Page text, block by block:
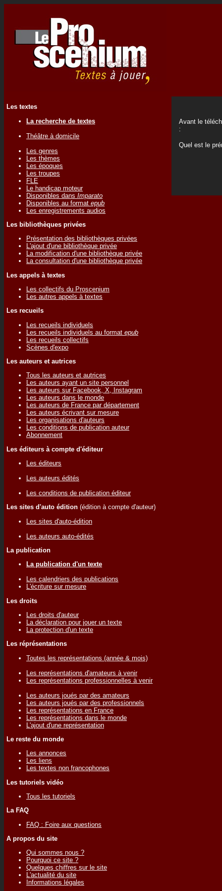
Les textes
La recherche de textes
Théâtre à domicile
Les genres
Les thèmes
Les époques
Les troupes
FLE
Le handicap moteur
Disponibles dans Imparato
Disponibles au format epub
Les enregistrements audios
Les bibliothèques privées
Présentation des bibliothèques privées
L'ajout d'une bibliothèque privée
La modification d'une bibliothèque privée
La consultation d'une bibliothèque privée
Les appels à textes
Les collectifs du Proscenium
Les autres appels à textes
Les recueils
Les recueils individuels
Les recueils individuels au format epub
Les recueils collectifs
Scènes d'expo
Les auteurs et autrices
Tous les auteurs et autrices
Les auteurs ayant un site personnel
Les auteurs sur Facebook, X, Instagram
Les auteurs dans le monde
Les auteurs de France par département
Les auteurs écrivant sur mesure
Les organisations d'auteurs
Les conditions de publication auteur
Abonnement
Les éditeurs à compte d'éditeur
Les éditeurs
Les auteurs édités
Les conditions de publication éditeur
Les sites d'auto édition (édition à compte d'auteur)
Les sites d'auto-édition
Les auteurs auto-édités
La publication
La publication d'un texte
Les calendriers des publications
L'écriture sur mesure
Les droits
Les droits d'auteur
La déclaration pour jouer un texte
La protection d'un texte
Les réprésentations
Toutes les représentations (année & mois)
Les représentations d'amateurs à venir
Les représentations professionnelles à venir
Les auteurs joués par des amateurs
Les auteurs joués par des professionnels
Les représentations en France
Les représentations dans le monde
L'ajout d'une représentation
Le reste du monde
Les annonces
Les liens
Les textes non francophones
Les tutoriels vidéo
Tous les tutoriels
La FAQ
FAQ : Foire aux questions
A propos du site
Qui sommes nous ?
Pourquoi ce site ?
Quelques chiffres sur le site
L'actualité du site
Informations légales
Avant le
:
Quel est le